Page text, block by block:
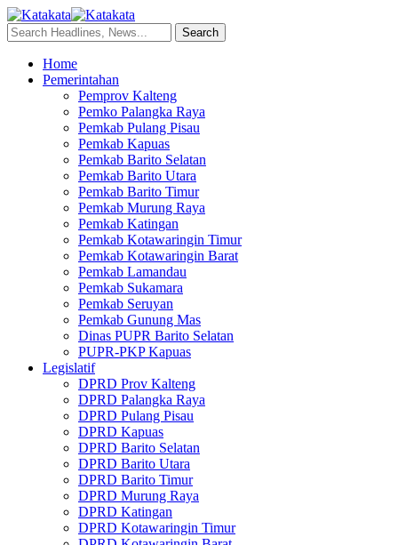
Home
Pemerintahan
Pemprov Kalteng
Pemko Palangka Raya
Pemkab Pulang Pisau
Pemkab Kapuas
Pemkab Barito Selatan
Pemkab Barito Utara
Pemkab Barito Timur
Pemkab Murung Raya
Pemkab Katingan
Pemkab Kotawaringin Timur
Pemkab Kotawaringin Barat
Pemkab Lamandau
Pemkab Sukamara
Pemkab Seruyan
Pemkab Gunung Mas
Dinas PUPR Barito Selatan
PUPR-PKP Kapuas
Legislatif
DPRD Prov Kalteng
DPRD Palangka Raya
DPRD Pulang Pisau
DPRD Kapuas
DPRD Barito Selatan
DPRD Barito Utara
DPRD Barito Timur
DPRD Murung Raya
DPRD Katingan
DPRD Kotawaringin Timur